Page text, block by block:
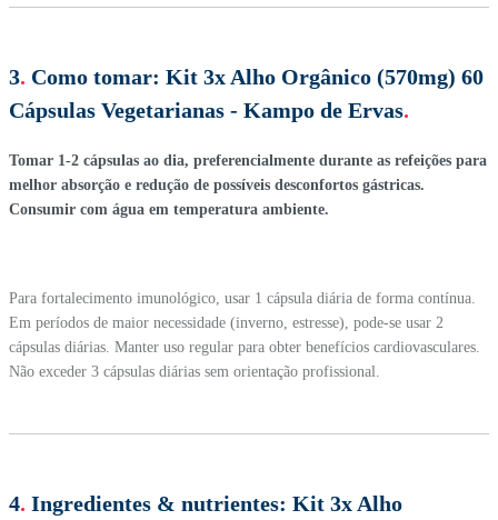
3. Como tomar: Kit 3x Alho Orgânico (570mg) 60
Cápsulas Vegetarianas - Kampo de Ervas.
Tomar 1-2 cápsulas ao dia, preferencialmente durante as refeições para
melhor absorção e redução de possíveis desconfortos gástricas.
Consumir com água em temperatura ambiente.
Para fortalecimento imunológico, usar 1 cápsula diária de forma contínua.
Em períodos de maior necessidade (inverno, estresse), pode-se usar 2
cápsulas diárias. Manter uso regular para obter benefícios cardiovasculares.
Não exceder 3 cápsulas diárias sem orientação profissional.
4. Ingredientes & nutrientes: Kit 3x Alho